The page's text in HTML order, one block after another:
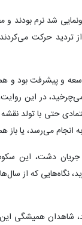
شد نرم بودند و
حرکت می‌کردند
و پیشرفت بود و
در این
حتی با تولد
می‌رسد، یا باز
جریان دشت، این
نگاه‌هایی که از
شاهدان همیشگی